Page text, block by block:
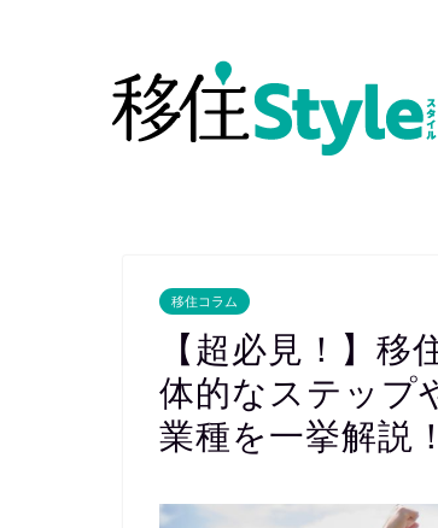
移住コラム
【超必見！】
体的なステップ
業種を一挙解説！